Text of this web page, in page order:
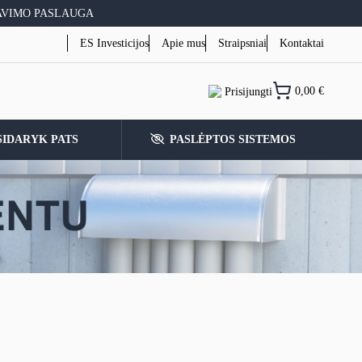
PASLAUGA
ES Investicijos Apie mus Straipsniai Kontaktai
Prisijungti 0,00 €
PATS PASLĖPTOS SISTEMOS